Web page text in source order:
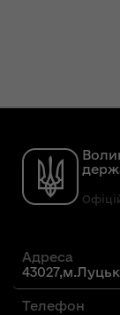
Адреса
Телефон